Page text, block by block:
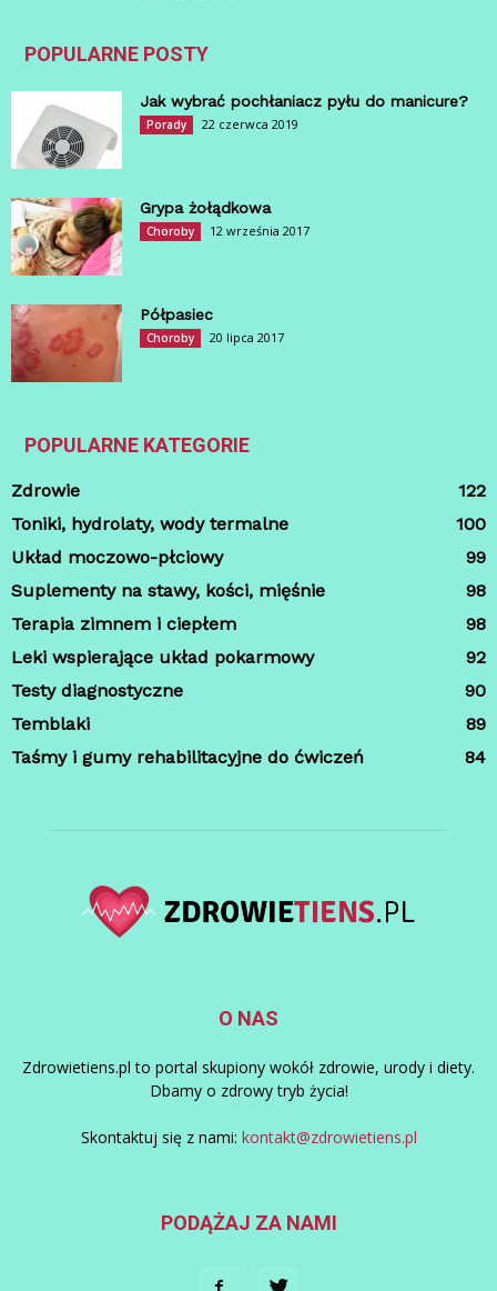
POPULARNE POSTY
Jak wybrać pochłaniacz pyłu do manicure?
Porady 22 czerwca 2019
Grypa żołądkowa
Choroby 12 września 2017
Półpasiec
Choroby 20 lipca 2017
POPULARNE KATEGORIE
Zdrowie
122
Toniki, hydrolaty, wody termalne
100
Układ moczowo-płciowy
99
Suplementy na stawy, kości, mięśnie
98
Terapia zimnem i ciepłem
98
Leki wspierające układ pokarmowy
92
Testy diagnostyczne
90
Temblaki
89
Taśmy i gumy rehabilitacyjne do ćwiczeń
84
O NAS
Zdrowietiens.pl to portal skupiony wokół zdrowie, urody i diety.
Dbamy o zdrowy tryb życia!
Skontaktuj się z nami: kontakt@zdrowietiens.pl
PODĄŻAJ ZA NAMI